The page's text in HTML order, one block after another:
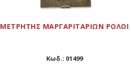
ΜΕΤΡΗΤΗΣ ΜΑΡΓΑΡΙΤΑΡΙΩΝ ΡΟΛΟΙ
Κωδ.: 01499